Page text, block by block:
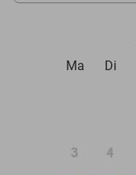
Ma
Di
3 4